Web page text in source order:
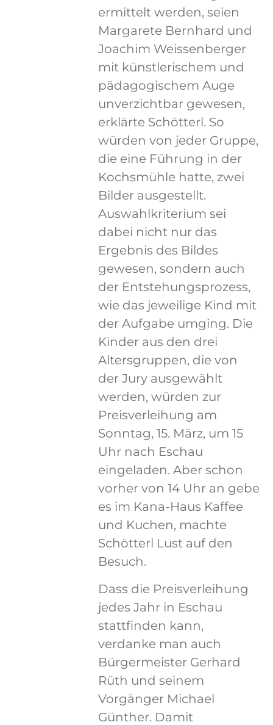
ermittelt werden, seien
Margarete Bernhard und
Joachim Weissenberger
mit künstlerischem und
pädagogischem Auge
unverzichtbar gewesen,
erklärte Schötterl. So
würden von jeder Gruppe,
die eine Führung in der
Kochsmühle hatte, zwei
Bilder ausgestellt.
Auswahlkriterium sei
dabei nicht nur das
Ergebnis des Bildes
gewesen, sondern auch
der Entstehungsprozess,
wie das jeweilige Kind mit
der Aufgabe umging. Die
Kinder aus den drei
Altersgruppen, die von
der Jury ausgewählt
werden, würden zur
Preisverleihung am
Sonntag, 15. März, um 15
Uhr nach Eschau
eingeladen. Aber schon
vorher von 14 Uhr an gebe
es im Kana-Haus Kaffee
und Kuchen, machte
Schötterl Lust auf den
Besuch.
Dass die Preisverleihung
jedes Jahr in Eschau
stattfinden kann,
verdanke man auch
Bürgermeister Gerhard
Rüth und seinem
Vorgänger Michael
Günther. Damit